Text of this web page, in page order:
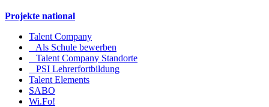
Projekte national
Talent Company
Als Schule bewerben
Talent Company Standorte
PSI Lehrerfortbildung
Talent Elements
SABO
Wi.Fo!